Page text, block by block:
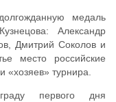
медаль
Александр
Дмитрий Соколов и
место российские
«хозяев» турнира.
первого дня